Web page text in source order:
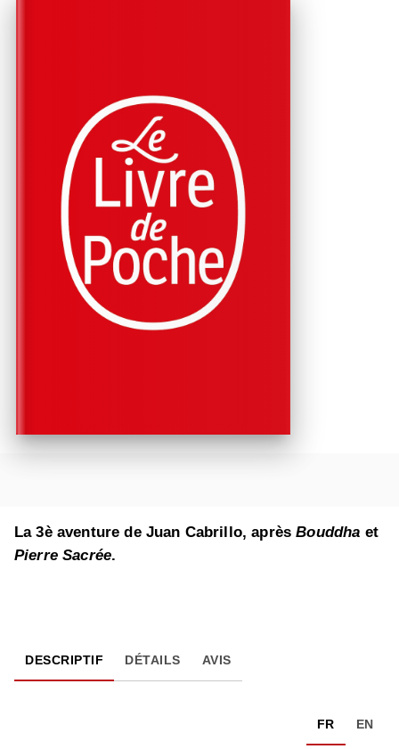
La 3è aventure de Juan Cabrillo, aprèsBouddha et
Pierre Sacrée.
DESCRIPTIF DÉTAILS AVIS
FR EN